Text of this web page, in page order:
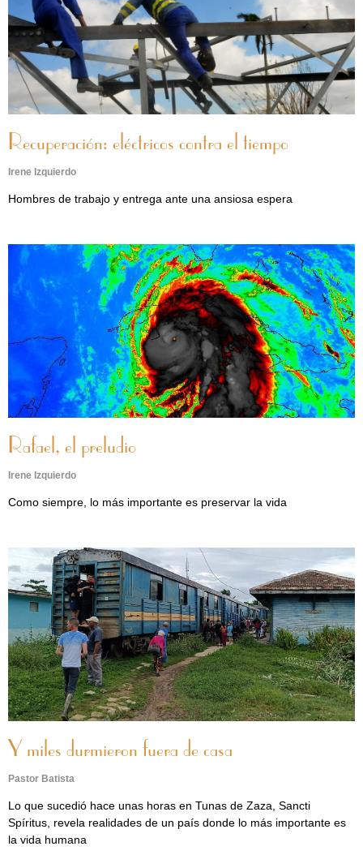
Recuperación: eléctricos contra el tiempo
Irene Izquierdo
Hombres de trabajo y entrega ante una ansiosa espera
Rafael, el preludio
Irene Izquierdo
Como siempre, lo más importante es preservar la vida
Y miles durmieron fuera de casa
Pastor Batista
Lo que sucedió hace unas horas en Tunas de Zaza, Sancti
Spíritus, revela realidades de un país donde lo más importante es
la vida humana